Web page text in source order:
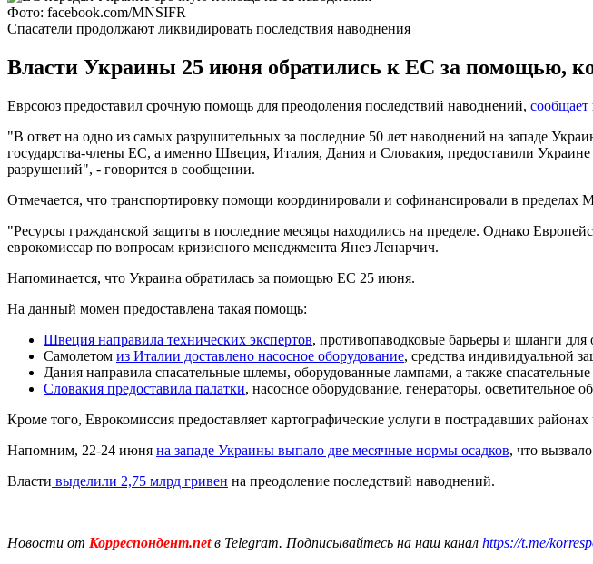
Фото: facebook.com/MNSIFR
Спасатели продолжают ликвидировать последствия наводнения
Власти Украины 25 июня обратились к ЕС за помощью,
Еврсоюз предоставил срочную помощь для преодоления последствий наводнений, сообщает
"В ответ на одно из самых разрушительных за последние 50 лет наводнений на западе
государства-члены ЕС, а именно Швеция, Италия, Дания и Словакия, предоставили
разрушений", - говорится в сообщении.
Отмечается, что транспортировку помощи координировали и софинансировали в пределах
"Ресурсы гражданской защиты в последние месяцы находились на пределе. Однако
еврокомиссар по вопросам кризисного менеджмента Янез Ленарчич.
Напоминается, что Украина обратилась за помощью ЕС 25 июня.
На данный момен предоставлена такая помощь:
Швеция направила технических экспертов, противопаводковые барьеры и шланги для
Самолетом из Италии доставлено насосное оборудование, средства индивидуальной
Дания направила спасательные шлемы, оборудованные лампами, а также
Словакия предоставила палатки, насосное оборудование, генераторы, осветительное
Кроме того, Еврокомиссия предоставляет картографические услуги в пострадавших
Напомним, 22-24 июня на западе Украины выпало две месячные нормы осадков, что
Власти выделили 2,75 млрд гривен на преодоление последствий наводнений.
Новости от Корреспондент.netв Telegram. Подписывайтесь на наш канал https://t.me/